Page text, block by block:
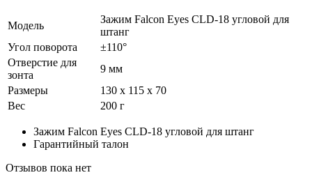
Модель
Зажим Falcon Eyes CLD-18 угловой для
штанг
Угол поворота
±110°
Отверстие для
зонта
9 мм
Размеры
130 х 115 х 70
Вес
200 г
Зажим Falcon Eyes CLD-18 угловой для штанг
Гарантийный талон
Отзывов пока нет